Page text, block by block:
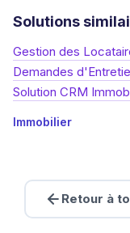
Solutions
Gestion des
Demandes
Solution CRM
Immobilier
Retour à